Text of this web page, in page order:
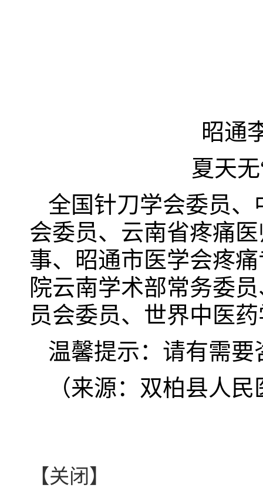
昭通
夏天
全国针刀学会委员
会委员、云南省疼痛
事、昭通市医学会疼
院云南学术部常务委
员会委员、世界中医
温馨提示：请有需
（来源：双柏县人
【关闭】